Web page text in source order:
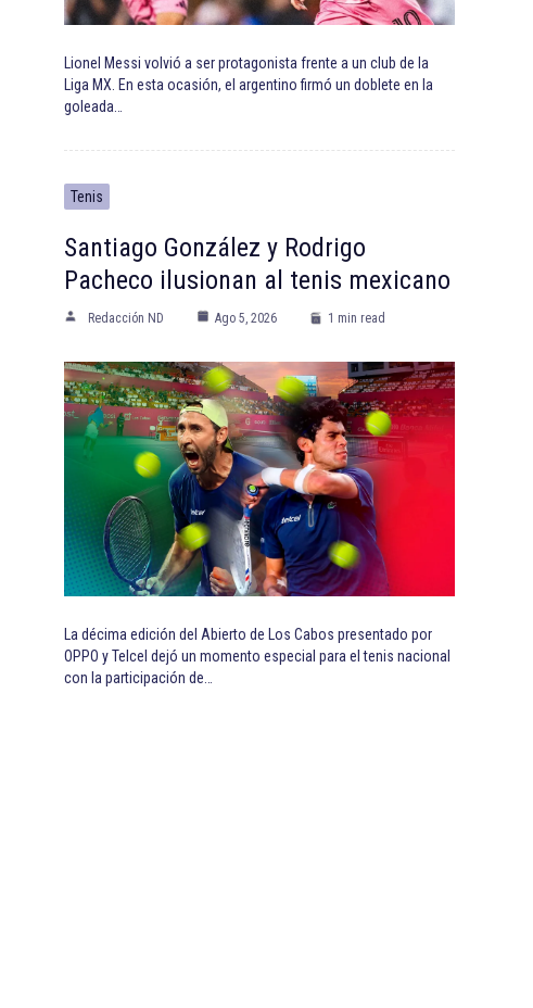
Lionel Messi volvió a ser protagonista frente a un club de la
Liga MX. En esta ocasión, el argentino firmó un doblete en la
goleada…
Tenis
Santiago González y Rodrigo
Pacheco ilusionan al tenis mexicano
Redacción ND Ago 5, 2026 1 min read
La décima edición del Abierto de Los Cabos presentado por
OPPO y Telcel dejó un momento especial para el tenis nacional
con la participación de…